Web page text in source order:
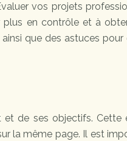
vos projets
en contrôle et à
que des astuces pour
de ses objectifs. Cette
la même page. Il est